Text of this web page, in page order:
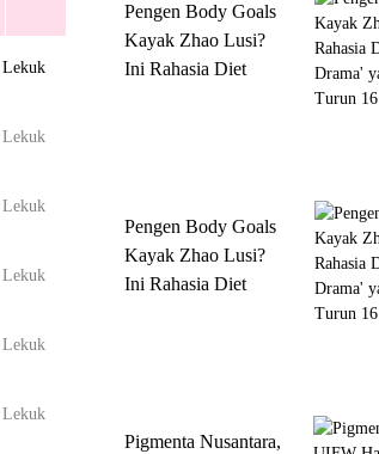
Pengen Body Goals
Kayak Zhao Lusi?
Ini Rahasia Diet
Pengen Body Goals
Kayak Zhao Lusi?
Ini Rahasia Diet
Pigmenta Nusantara,